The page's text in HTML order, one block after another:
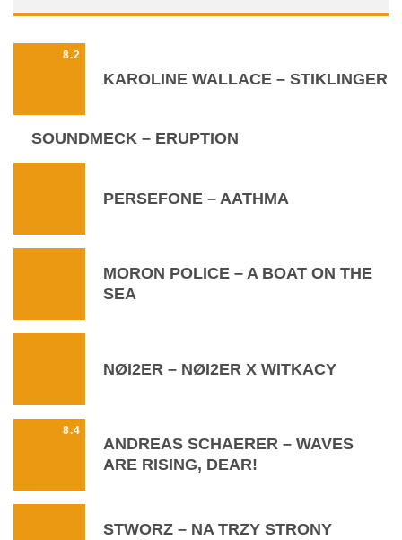
8.2
KAROLINE WALLACE – STIKLINGER
SOUNDMECK – ERUPTION
PERSEFONE – AATHMA
MORON POLICE – A BOAT ON THE
SEA
NØI2ER – NØI2ER X WITKACY
8.4
ANDREAS SCHAERER – WAVES
ARE RISING, DEAR!
STWORZ – NA TRZY STRONY